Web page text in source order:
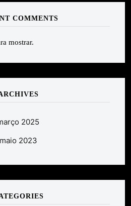
COMMENTS
mostrar.
2025
maio 2023